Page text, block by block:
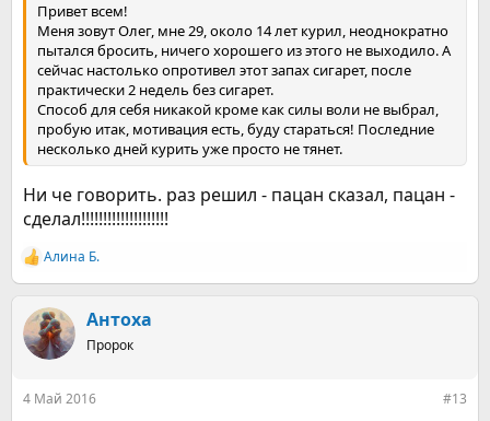
Привет всем!
Меня зовут Олег, мне 29, около 14 лет курил, неоднократно
пытался бросить, ничего хорошего из этого не выходило. А
сейчас настолько опротивел этот запах сигарет, после
практически 2 недель без сигарет.
Способ для себя никакой кроме как силы воли не выбрал,
пробую итак, мотивация есть, буду стараться! Последние
несколько дней курить уже просто не тянет.
Ни че говорить. раз решил - пацан сказал, пацан -
сделал!!!!!!!!!!!!!!!!!!!!
Р
е
к
ц
и
Алина Б.
Aнтоxa
Пророк
4 Май 2016 #13